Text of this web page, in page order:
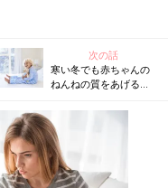
次の話
寒い冬でも赤ちゃんの
ねんねの質をあげる、
ポイント【米国IPHI公
認・乳幼児睡眠コンサ
ルタント】